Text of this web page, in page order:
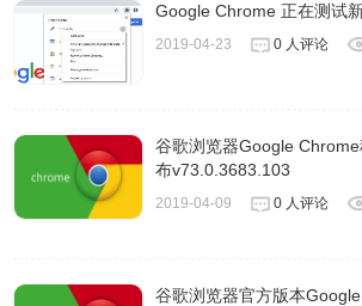
Google Chrome 正在测试
2019-04-23 0 人评论
谷歌浏览器Google
布v73.0.3683.103
2019-04-09 0 人评论
谷歌浏览器官方版本